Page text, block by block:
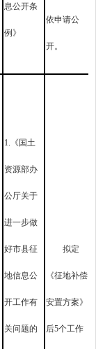
息公开条
例》
依申请公
开。
1.《国土
资源部办
公厅关于
进一步做
好市县征
地信息公
开工作有
关问题的
拟定
《征地补偿
安置方案》
后5个工作